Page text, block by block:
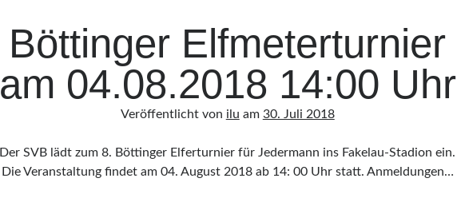
Böttinger Elfmeterturnier
am 04.08.2018 14:00 Uhr
Veröffentlicht von ilu am 30. Juli 2018
Der SVB lädt zum 8. Böttinger Elferturnier für Jedermann ins Fakelau-Stadion ein.
Die Veranstaltung findet am 04. August 2018 ab 14: 00 Uhr statt. Anmeldungen…